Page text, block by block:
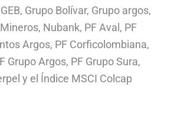
Grupo Bolívar, Grupo argos,
Nubank, PF Aval, PF
Argos, PF Corficolombiana,
Grupo Argos, PF Grupo Sura,
y el Índice MSCI Colcap